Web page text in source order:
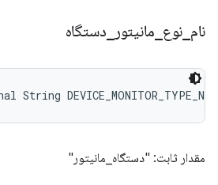
نام نوع مانیتور دستگاه
مقدار ثابت: "دستگاه_مانیتور"